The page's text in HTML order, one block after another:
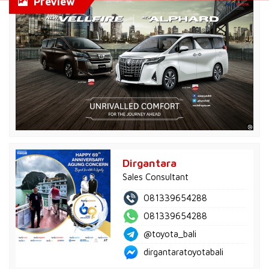
Dirgantara
Sales Consultant
081339654288
081339654288
@toyota_bali
dirgantaratoyotabali